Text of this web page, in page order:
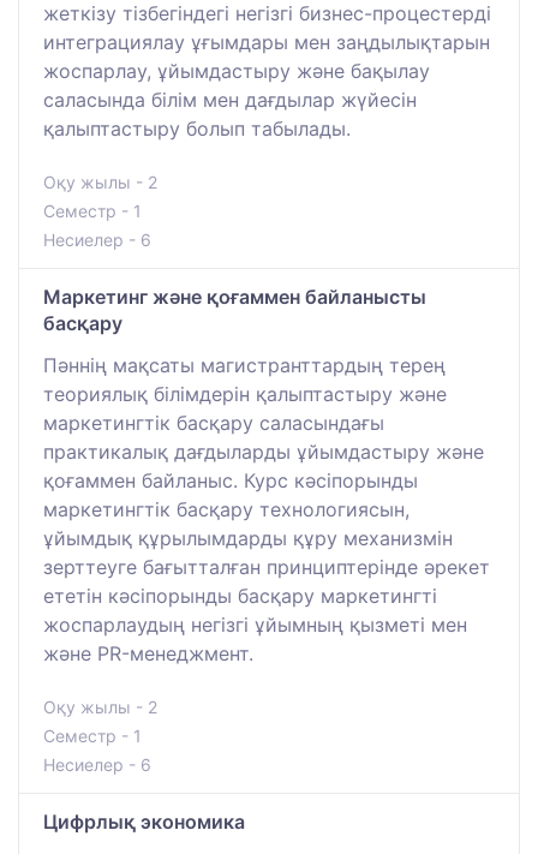
жеткізу тізбегіндегі негізгі бизнес-процестерді
интеграциялау ұғымдары мен заңдылықтарын
жоспарлау, ұйымдастыру және бақылау
саласында білім мен дағдылар жүйесін
қалыптастыру болып табылады.
Оқу жылы - 2
Семестр - 1
Несиелер - 6
Маркетинг және қоғаммен байланысты
басқару
Пәннің мақсаты магистранттардың терең
теориялық білімдерін қалыптастыру және
маркетингтік басқару саласындағы
практикалық дағдыларды ұйымдастыру және
қоғаммен байланыс. Курс кәсіпорынды
маркетингтік басқару технологиясын,
ұйымдық құрылымдарды құру механизмін
зерттеуге бағытталған принциптерінде әрекет
ететін кәсіпорынды басқару маркетингті
жоспарлаудың негізгі ұйымның қызметі мен
және PR-менеджмент.
Оқу жылы - 2
Семестр - 1
Несиелер - 6
Цифрлық экономика